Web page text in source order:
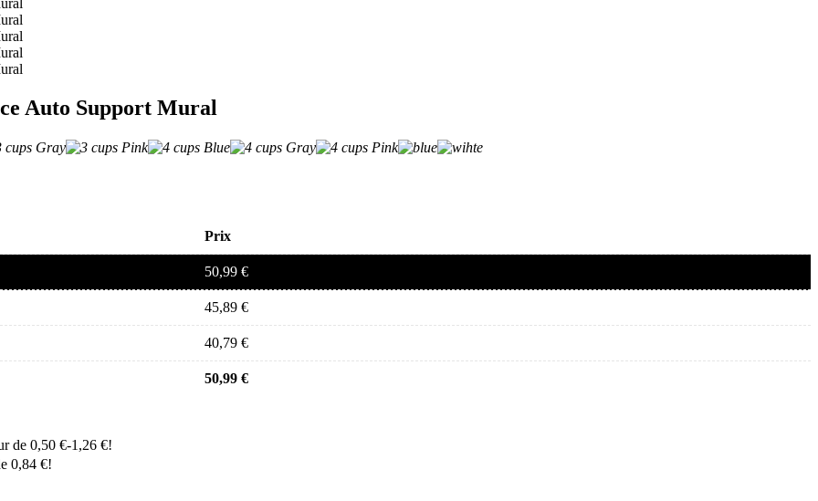
Auto Support Mural
Prix
50,99 €
45,89 €
40,79 €
50,99 €
de 0,50 €-1,26 €!
0,84 €!